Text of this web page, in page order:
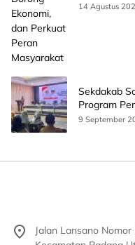
14 Agustus
Sekdakab
Program
Pendidikan
9 September
Jalan Lansano